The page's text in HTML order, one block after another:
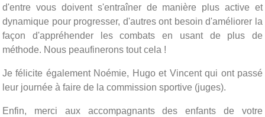
d'entre vous doivent s'entraîner de manière plus active et
dynamique pour progresser, d'autres ont besoin d'améliorer la
façon d'appréhender les combats en usant de plus de
méthode. Nous peaufinerons tout cela !
Je félicite également Noémie, Hugo et Vincent qui ont passé
leur journée à faire de la commission sportive (juges).
Enfin, merci aux accompagnants des enfants de votre